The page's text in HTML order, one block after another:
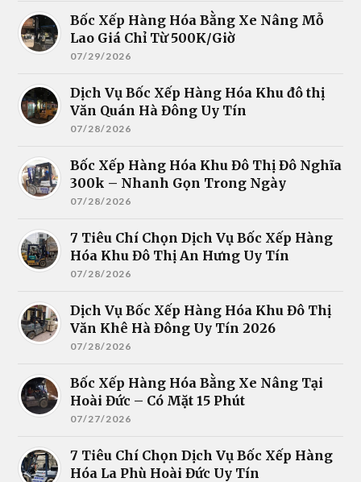
Bốc Xếp Hàng Hóa Bằng Xe Nâng Mỗ
Lao Giá Chỉ Từ 500K/Giờ
07/29/2026
Dịch Vụ Bốc Xếp Hàng Hóa Khu đô thị
Văn Quán Hà Đông Uy Tín
07/28/2026
Bốc Xếp Hàng Hóa Khu Đô Thị Đô Nghĩa
300k – Nhanh Gọn Trong Ngày
07/28/2026
7 Tiêu Chí Chọn Dịch Vụ Bốc Xếp Hàng
Hóa Khu Đô Thị An Hưng Uy Tín
07/28/2026
Dịch Vụ Bốc Xếp Hàng Hóa Khu Đô Thị
Văn Khê Hà Đông Uy Tín 2026
07/28/2026
Bốc Xếp Hàng Hóa Bằng Xe Nâng Tại
Hoài Đức – Có Mặt 15 Phút
07/27/2026
7 Tiêu Chí Chọn Dịch Vụ Bốc Xếp Hàng
Hóa La Phù Hoài Đức Uy Tín